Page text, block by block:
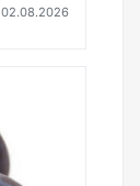
02.08.2026